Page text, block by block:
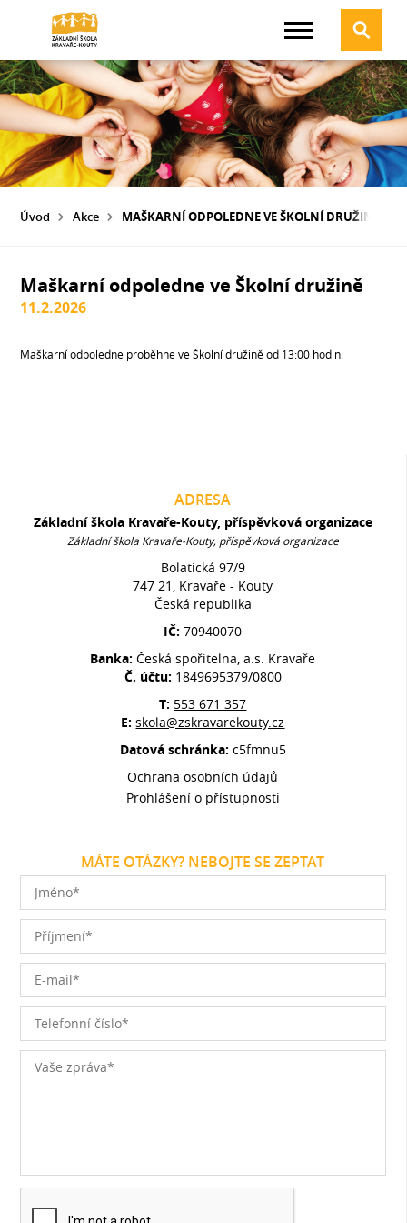
Úvod Akce MAŠKARNÍ ODPOLEDNE VE ŠKOLNÍ DRUŽINĚ
Maškarní odpoledne ve Školní družině
11.2.2026
Maškarní odpoledne proběhne ve Školní družině od 13:00 hodin.
ADRESA
Základní škola Kravaře-Kouty, příspěvková organizace
Základní škola Kravaře-Kouty, příspěvková organizace
Bolatická 97/9
747 21, Kravaře - Kouty
Česká republika
IČ:70940070
Banka:Česká spořitelna, a.s. Kravaře
Č. účtu: 1849695379/0800
T: 553 671 357
E:skola@zskravarekouty.cz
Datová schránka: c5fmnu5
Ochrana osobních údajů
Prohlášení o přístupnosti
MÁTE OTÁZKY? NEBOJTE SE ZEPTAT